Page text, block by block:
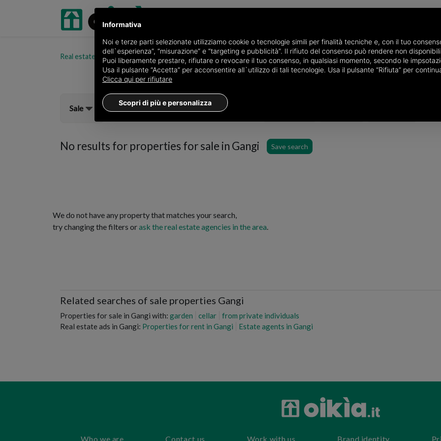
Real estate portal oikia.it Properties for sale in the province of Palermo Properties for sale in Gangi
Sale
No results for properties for sale in Gangi Save search
We do not have any property that matches your search,
try changing the filters orask the real estate agencies in the area.
Related searches of sale properties Gangi
Properties for sale in Gangi with: garden cellar
from private individuals
Real estate ads in Gangi: Properties for rent in Gangi Estate agents in Gangi
Who we are Contact us Work with us Brand identity
Informativa
Noi e terze parti selezionate utilizziamo cookie o tecnologie simili per finalità tecniche e, con il tuo
dell`esperienza”, “misurazione” e “targeting e pubblicità”. Il rifiuto del consenso può rendere non
Puoi liberamente prestare, rifiutare o revocare il tuo consenso, in qualsiasi momento, secondo le
Usa il pulsante “Accetta” per acconsentire all`utilizzo di tali tecnologie. Usa il pulsante “Rifiuta” per
Clicca qui per rifiutare
Scopri di più e personalizza